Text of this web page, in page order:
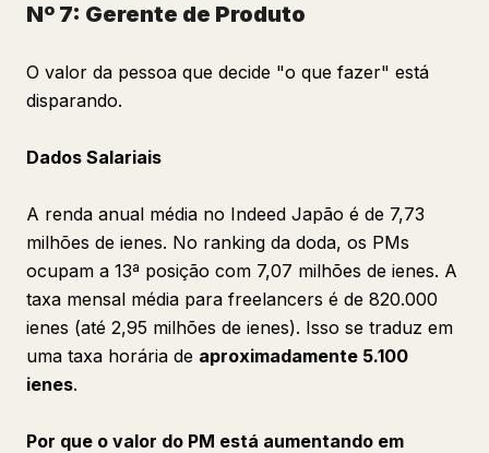
Nº 7: Gerente de Produto
O valor da pessoa que decide "o que fazer" está
disparando.
Dados Salariais
A renda anual média no Indeed Japão é de 7,73
milhões de ienes. No ranking da doda, os PMs
ocupam a 13ª posição com 7,07 milhões de ienes. A
taxa mensal média para freelancers é de 820.000
ienes (até 2,95 milhões de ienes). Isso se traduz em
uma taxa horária de aproximadamente 5.100
ienes.
Por que o valor do PM está aumentando em